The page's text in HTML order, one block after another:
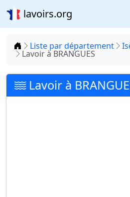
lavoirs.org
Accueil
Liste par département
Lavoir à BRANGUES
Lavoir à